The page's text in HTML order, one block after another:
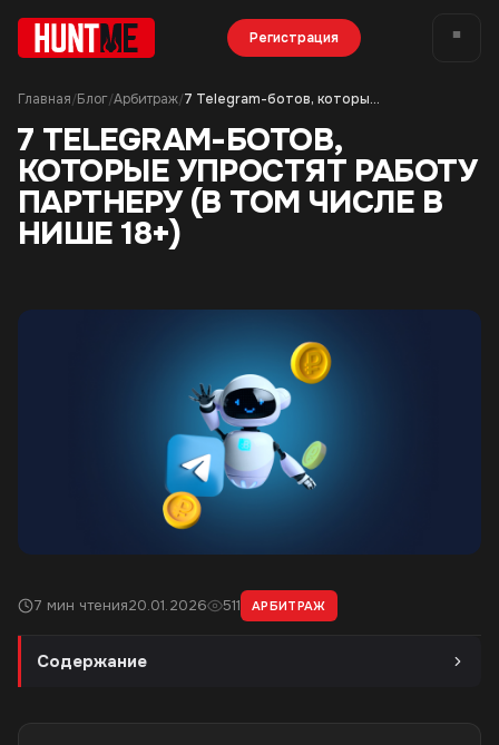
Регистрация
Главная/Блог/Арбитраж/ 7 Telegram-ботов, которые упростят работу партнеру (в том числе в нише 18+)
7 TELEGRAM-БОТОВ,
КОТОРЫЕ УПРОСТЯТ РАБОТУ
ПАРТНЕРУ (В ТОМ ЧИСЛЕ В
НИШЕ 18+)
7 мин чтения20.01.2026 511 АРБИТРАЖ
Содержание